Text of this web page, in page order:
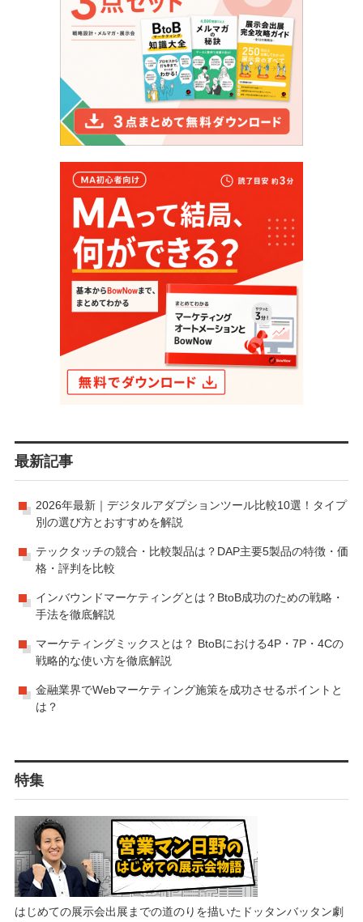
最新記事
2026年最新｜デジタルアダプションツール比較10選！タイプ
別の選び方とおすすめを解説
テックタッチの競合・比較製品は？DAP主要5製品の特徴・価
格・評判を比較
インバウンドマーケティングとは？BtoB成功のための戦略・
手法を徹底解説
マーケティングミックスとは？ BtoBにおける4P・7P・4Cの
戦略的な使い方を徹底解説
金融業界でWebマーケティング施策を成功させるポイントと
は？
特集
はじめての展示会出展までの道のりを描いたドッタンバッタン劇